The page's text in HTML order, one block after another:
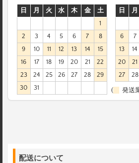
日
月 火 水 木 金
土
1
2
3 4 5 6 7
8
9
10 11 12 13 14
15
16
17 18 19 20 21
22
23
24 25 26 27 28
29
30
31
日
月
6
7
13
14
20
21
27
28
( 発送
配送について